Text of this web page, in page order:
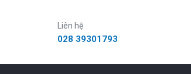
Liên hệ
028 39301793